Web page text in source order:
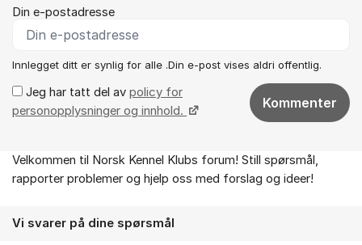
Din e-postadresse
Innlegget ditt er synlig for alle .Din e-post vises aldri offentlig.
Jeg har tatt del av policy for
personopplysninger og innhold.
Kommenter
Om forumet
Velkommen til Norsk Kennel Klubs forum! Still spørsmål,
rapporter problemer og hjelp oss med forslag og ideer!
Vi svarer på dine spørsmål